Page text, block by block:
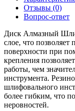
Отзывы (0)
Вопрос-ответ
Диск Алмазный
слое, что позволяет
поверхности при
крепления
работы, чем
инструмента.
шлифовального
более гибким, что
неровностей.